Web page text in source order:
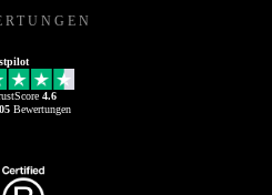
4.6
Bewertungen